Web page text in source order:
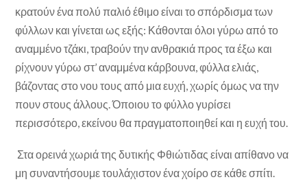
κρατούν ένα πολύ παλιό έθιμο είναι το σπόρδισμα των
φύλλων και γίνεται ως εξής: Κάθονται όλοι γύρω από το
αναμμένο τζάκι, τραβούν την ανθρακιά προς τα έξω και
ρίχνουν γύρω στ’ αναμμένα κάρβουνα, φύλλα ελιάς,
βάζοντας στο νου τους από μια ευχή, χωρίς όμως να την
πουν στους άλλους. Όποιου το φύλλο γυρίσει
περισσότερο, εκείνου θα πραγματοποιηθεί και η ευχή του.
Στα ορεινά χωριά της δυτικής Φθιώτιδας είναι απίθανο να
μη συναντήσουμε τουλάχιστον ένα χοίρο σε κάθε σπίτι.